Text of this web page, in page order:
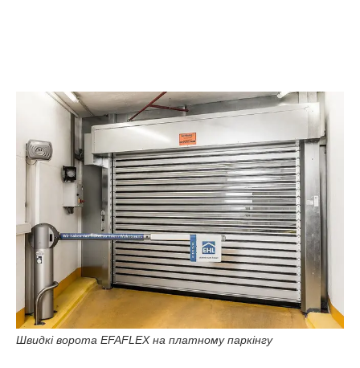
Швидкі ворота EFAFLEX на платному паркінгу